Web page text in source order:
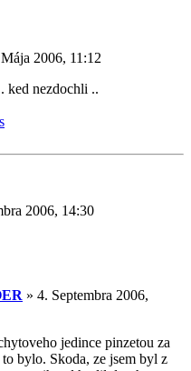
2006, 11:12
ked nezdochli ..
2006, 14:30
» 4. Septembra 2006,
jedince pinzetou za
bylo. Skoda, ze jsem byl z